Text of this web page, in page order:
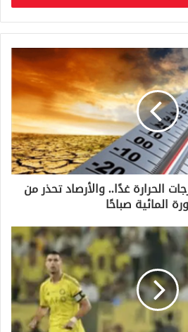
الحرارة غدًا.. والأرصاد تحذر من
المائية صباحًا